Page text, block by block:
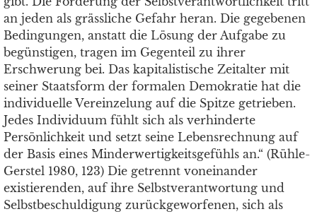
an jeden als grässliche Gefahr heran. Die gegebenen
Bedingungen, anstatt die Lösung der Aufgabe zu
begünstigen, tragen im Gegenteil zu ihrer
Erschwerung bei. Das kapitalistische Zeitalter mit
seiner Staatsform der formalen Demokratie hat die
individuelle Vereinzelung auf die Spitze getrieben.
Jedes Individuum fühlt sich als verhinderte
Persönlichkeit und setzt seine Lebensrechnung auf
der Basis eines Minderwertigkeitsgefühls an.“ (Rühle-
Gerstel 1980, 123) Die getrennt voneinander
existierenden, auf ihre Selbstverantwortung und
Selbstbeschuldigung zurückgeworfenen, sich als